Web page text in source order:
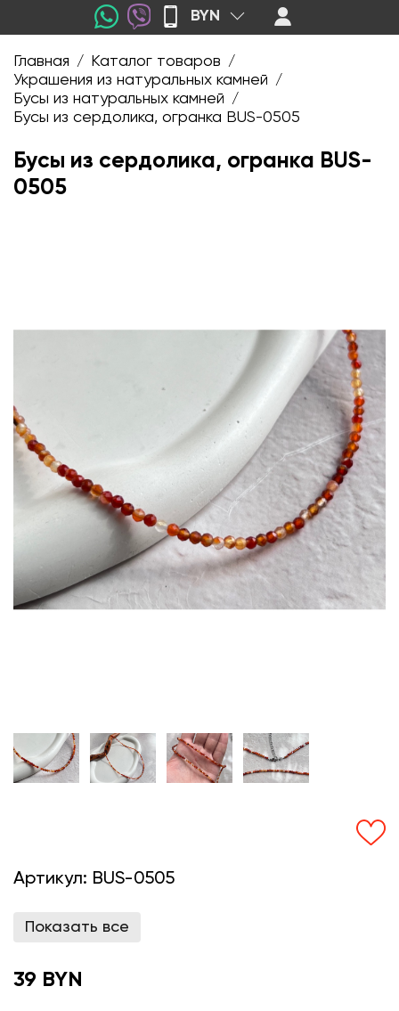
BYN
Главная / Каталог товаров /
Украшения из натуральных камней /
Бусы из натуральных камней /
Бусы из сердолика, огранка BUS-0505
Бусы из сердолика, огранка BUS-
0505
Артикул: BUS-0505
Показать все
39 BYN